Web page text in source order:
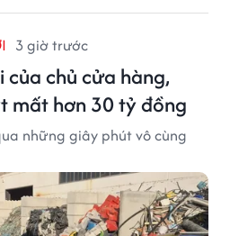
3 giờ trước
của chủ cửa hàng,
mất hơn 30 tỷ đồng
những giây phút vô cùng